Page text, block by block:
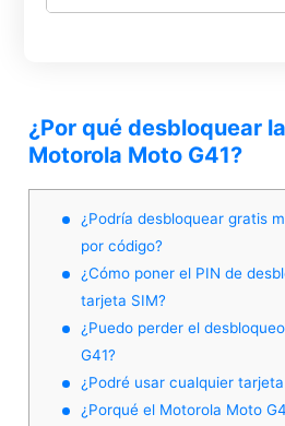
¿Por qué desbloquear
Motorola Moto G41?
¿Podría desbloquear gratis
por código?
¿Cómo poner el PIN de
tarjeta SIM?
¿Puedo perder el
G41?
¿Podré usar cualquier
¿Porqué el Motorola Moto